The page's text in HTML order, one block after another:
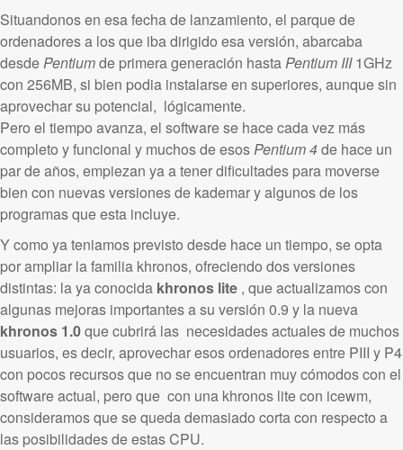
Situandonos en esa fecha de lanzamiento, el parque de
ordenadores a los que iba dirigido esa versión, abarcaba
desdePentiumde primera generación hastaPentium III1GHz
con 256MB, si bien podia instalarse en superiores, aunque sin
aprovechar su potencial, lógicamente.
Pero el tiempo avanza, el software se hace cada vez más
completo y funcional y muchos de esosPentium 4de hace un
par de años, empiezan ya a tener dificultades para moverse
bien con nuevas versiones de kademar y algunos de los
programas que esta incluye.
Y como ya teniamos previsto desde hace un tiempo, se opta
por ampliar la familia khronos, ofreciendo dos versiones
distintas: la ya conocida khronos lite , que actualizamos con
algunas mejoras importantes a su versión 0.9 y la nueva
khronos 1.0que cubrirá las necesidades actuales de muchos
usuarios, es decir, aprovechar esos ordenadores entre PIII y P4
con pocos recursos que no se encuentran muy cómodos con el
software actual, pero que con una khronos lite con icewm,
consideramos que se queda demasiado corta con respecto a
las posibilidades de estas CPU.